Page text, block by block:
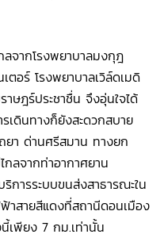
ลจากโรงพยาบาลมงกุฎ
ตอร์ โรงพยาบาลเวิล์ดเมดิ
าษฎร์ประชาชื่น จึงอุ่นใจได้
เดินทางก็ยังสะดวกสบาย
ยา ด่านศรีสมาน ทางยก
กลจากท่าอากาศยาน
การระบบขนส่งสาธารณะใน
าสายสีแดงที่สถานีดอนเมือง
เพียง 7 กม.เท่านั้น